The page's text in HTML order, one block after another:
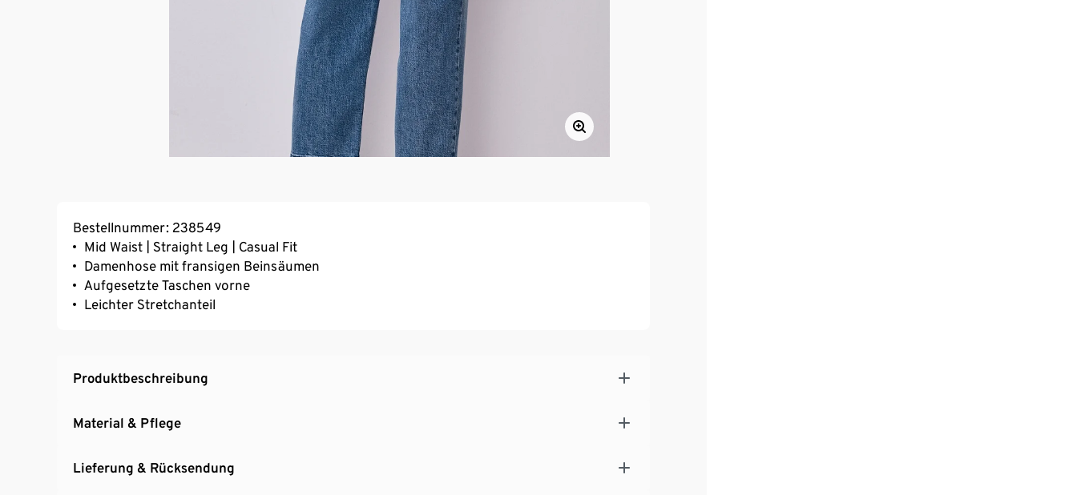
Bestellnummer: 238549
Mid Waist | Straight Leg | Casual Fit
Damenhose mit fransigen Beinsäumen
Aufgesetzte Taschen vorne
Leichter Stretchanteil
Produktbeschreibung
Material & Pflege
Lieferung & Rücksendung